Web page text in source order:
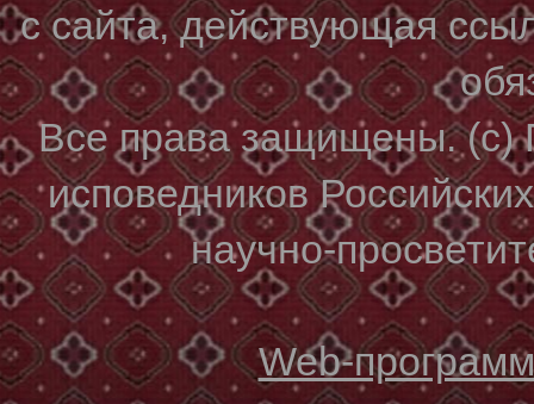
с сайта, действующая
Все права защищены. (с)
исповедников
научно-
Web-